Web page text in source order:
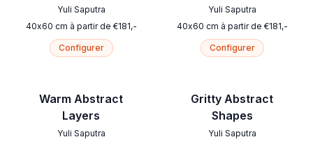
Yuli Saputra
40x60 cm à partir de €181,-
Configurer
Warm Abstract
Layers
Yuli Saputra
Yuli Saputra
40x60 cm à partir de €181,-
Configurer
Gritty Abstract
Shapes
Yuli Saputra